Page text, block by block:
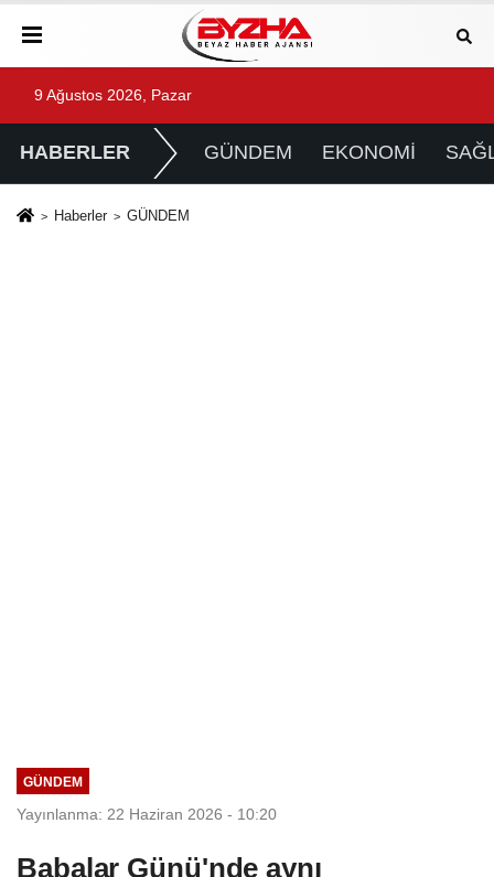
9 Ağustos 2026, Pazar
HABERLER GÜNDEM EKONOMİ
Haberler GÜNDEM
GÜNDEM
Yayınlanma: 22 Haziran 2026 - 10:20
Babalar Günü'nde aynı